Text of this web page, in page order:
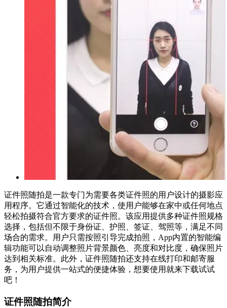
证件照随拍是一款专门为需要各类证件照的用户设计的摄影应
用程序。它通过智能化的技术，使用户能够在家中或任何地点
轻松拍摄符合官方要求的证件照。该应用提供多种证件照规格
选择，包括但不限于身份证、护照、签证、驾照等，满足不同
场合的需求。用户只需按照引导完成拍照，App内置的智能编
辑功能可以自动调整照片背景颜色、亮度和对比度，确保照片
达到相关标准。此外，证件照随拍还支持在线打印和邮寄服
务，为用户提供一站式的便捷体验，想要使用就来下载试试
吧！
证件照随拍简介